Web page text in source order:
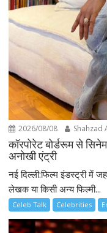
2026/08/08 Shahzad
कॉरपोरेट बोर्डरूम से
अनोखी एंट्री
नई दिल्ली:फिल्म इंडस्ट्री में
लेखक या किसी अन्य फिल्मी...
Celeb Talk Celebrities